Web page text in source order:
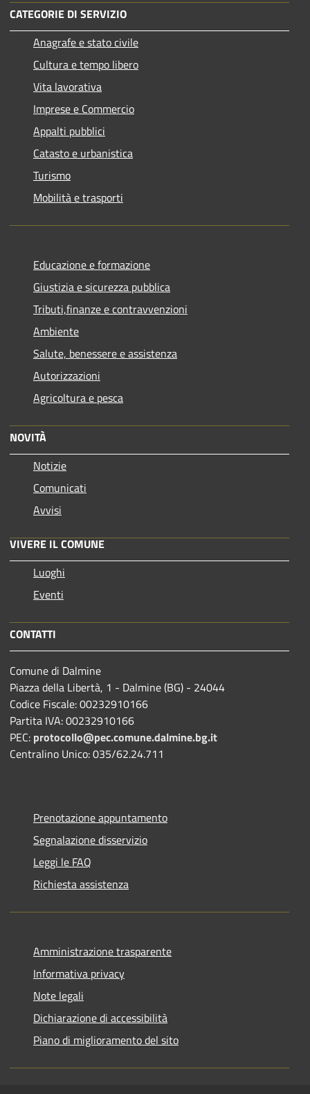
CATEGORIE DI SERVIZIO
Anagrafe e stato civile
Cultura e tempo libero
Vita lavorativa
Imprese e Commercio
Appalti pubblici
Catasto e urbanistica
Turismo
Mobilità e trasporti
Educazione e formazione
Giustizia e sicurezza pubblica
Tributi,finanze e contravvenzioni
Ambiente
Salute, benessere e assistenza
Autorizzazioni
Agricoltura e pesca
NOVITÀ
Notizie
Comunicati
Avvisi
VIVERE IL COMUNE
Luoghi
Eventi
CONTATTI
Comune di Dalmine
Piazza della Libertà, 1 - Dalmine (BG) - 24044
Codice Fiscale: 00232910166
Partita IVA: 00232910166
PEC: protocollo@pec.comune.dalmine.bg.it
Centralino Unico: 035/62.24.711
Prenotazione appuntamento
Segnalazione disservizio
Leggi le FAQ
Richiesta assistenza
Amministrazione trasparente
Informativa privacy
Note legali
Dichiarazione di accessibilità
Piano di miglioramento del sito